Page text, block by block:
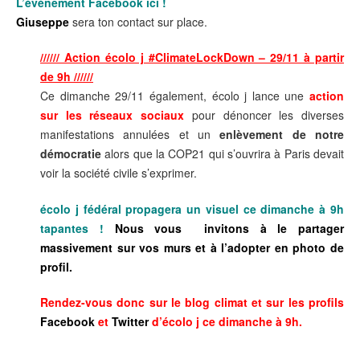
Giuseppe sera ton contact sur place.
////// Action écolo j #ClimateLockDown – 29/11 à partir
de 9h //////
Ce dimanche 29/11 également, écolo j lance une action
sur les réseaux sociaux pour dénoncer les diverses
manifestations annulées et unenlèvement de notre
démocratie alors que la COP21 qui s’ouvrira à Paris devait
voir la société civile s’exprimer.
écolo j fédéral propagera un visuel ce dimanche à 9h
tapantes ! Nous vous invitons à le partager
massivement sur vos murs et à l’adopter en photo de
profil.
Rendez-vous donc sur le blog climat et sur les profils
Facebook et Twitterd’écolo j ce dimanche à 9h.